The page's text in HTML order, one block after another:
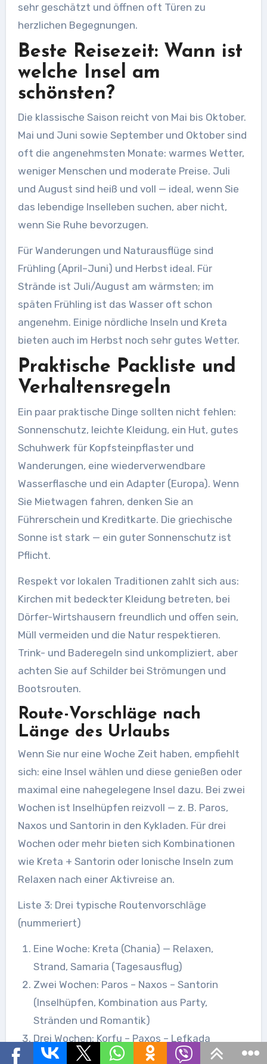
sehr geschätzt und öffnen oft Türen zu
herzlichen Begegnungen.
Beste Reisezeit: Wann ist
welche Insel am
schönsten?
Die klassische Saison reicht von Mai bis Oktober.
Mai und Juni sowie September und Oktober sind
oft die angenehmsten Monate: warmes Wetter,
weniger Menschen und moderate Preise. Juli
und August sind heiß und voll — ideal, wenn Sie
das lebendige Inselleben suchen, aber nicht,
wenn Sie Ruhe bevorzugen.
Für Wanderungen und Naturausflüge sind
Frühling (April–Juni) und Herbst ideal. Für
Strände ist Juli/August am wärmsten; im
späten Frühling ist das Wasser oft schon
angenehm. Einige nördliche Inseln und Kreta
bieten auch im Herbst noch sehr gutes Wetter.
Praktische Packliste und
Verhaltensregeln
Ein paar praktische Dinge sollten nicht fehlen:
Sonnenschutz, leichte Kleidung, ein Hut, gutes
Schuhwerk für Kopfsteinpflaster und
Wanderungen, eine wiederverwendbare
Wasserflasche und ein Adapter (Europa). Wenn
Sie Mietwagen fahren, denken Sie an
Führerschein und Kreditkarte. Die griechische
Sonne ist stark — ein guter Sonnenschutz ist
Pflicht.
Respekt vor lokalen Traditionen zahlt sich aus:
Kirchen mit bedeckter Kleidung betreten, bei
Dörfer-Wirtshausern freundlich und offen sein,
Müll vermeiden und die Natur respektieren.
Trink- und Baderegeln sind unkompliziert, aber
achten Sie auf Schilder bei Strömungen und
Bootsrouten.
Route-Vorschläge nach
Länge des Urlaubs
Wenn Sie nur eine Woche Zeit haben, empfiehlt
sich: eine Insel wählen und diese genießen oder
maximal eine nahegelegene Insel dazu. Bei zwei
Wochen ist Inselhüpfen reizvoll — z. B. Paros,
Naxos und Santorin in den Kykladen. Für drei
Wochen oder mehr bieten sich Kombinationen
wie Kreta + Santorin oder Ionische Inseln zum
Relaxen nach einer Aktivreise an.
Liste 3: Drei typische Routenvorschläge
(nummeriert)
Eine Woche: Kreta (Chania) — Relaxen,
Strand, Samaria (Tagesausflug)
Zwei Wochen: Paros – Naxos – Santorin
(Inselhüpfen, Kombination aus Party,
Stränden und Romantik)
Drei Wochen: Korfu – Paxos – Lefkada
(Ionische Route, viele Strände, Bootsfahrten)